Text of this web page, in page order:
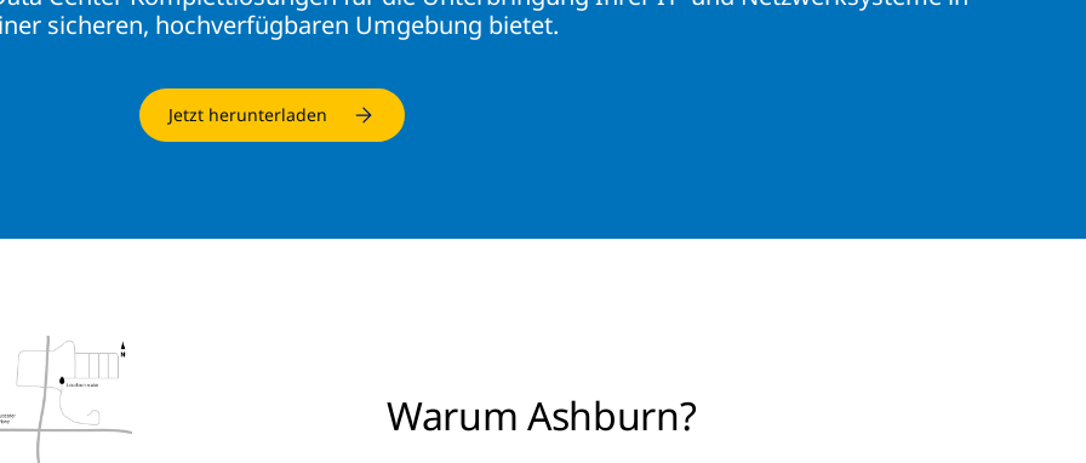
sicheren, hochverfügbaren Umgebung bietet.
Jetzt herunterladen
Warum Ashburn?